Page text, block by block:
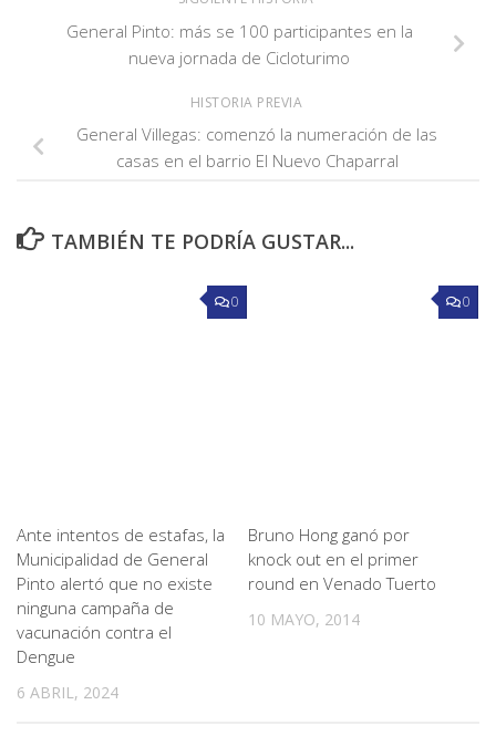
General Pinto: más se 100 participantes en la
nueva jornada de Cicloturimo
HISTORIA PREVIA
General Villegas: comenzó la numeración de las
casas en el barrio El Nuevo Chaparral
TAMBIÉN TE PODRÍA GUSTAR...
0
Ante intentos de estafas, la
Municipalidad de General
Pinto alertó que no existe
ninguna campaña de
vacunación contra el
Dengue
6 ABRIL, 2024
0
Bruno Hong ganó por
knock out en el primer
round en Venado Tuerto
10 MAYO, 2014